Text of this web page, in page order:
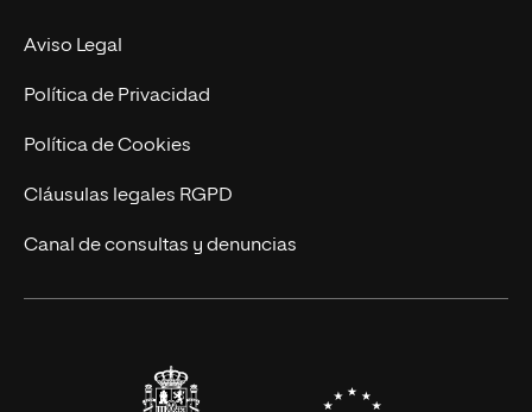
MBA
Marketing y Comunicación
Ingeniería
Diseño
Ciencias de la Salud
Contacto
Aviso Legal
Política de Privacidad
Política de Cookies
Cláusulas legales RGPD
Canal de consultas y denuncias